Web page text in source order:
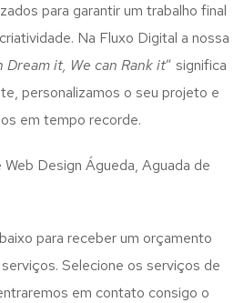
para garantir um trabalho final
Na Fluxo Digital a nossa
Dream it, We can Rank it” significa
personalizamos o seu projeto e
em tempo recorde.
Design Águeda, Aguada de
para receber um orçamento
Selecione os serviços de
em contato consigo o